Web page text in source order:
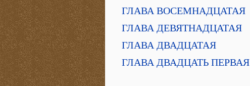
ГЛАВА ВОСЕМНАДЦАТАЯ
ГЛАВА ДЕВЯТНАДЦАТАЯ
ГЛАВА ДВАДЦАТАЯ
ГЛАВА ДВАДЦАТЬ ПЕРВАЯ